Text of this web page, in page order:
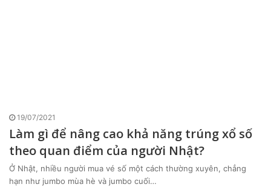
19/07/2021
Làm gì để nâng cao khả năng trúng xổ số
theo quan điểm của người Nhật?
Ở Nhật, nhiều người mua vé số một cách thường xuyên, chẳng
hạn như jumbo mùa hè và jumbo cuối…